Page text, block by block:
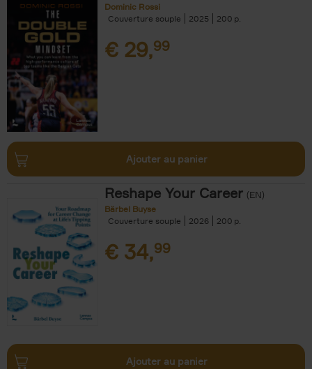
Dominic Rossi
Couverture souple
2025 200
€ 29,99
Ajouter au panier
Reshape Your Career (EN)
Bärbel Buyse
Couverture souple
2026 200
€ 34,99
Ajouter au panier